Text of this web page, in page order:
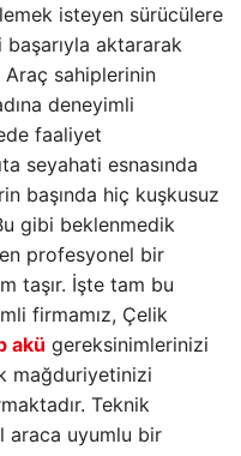
isteyen sürücülere
aktararak
Araç sahiplerinin
deneyimli
faaliyet
seyahati esnasında
başında hiç kuşkusuz
gibi beklenmedik
profesyonel bir
taşır. İşte tam bu
firmamız, Çelik
akü gereksinimlerinizi
mağduriyetinizi
Teknik
araca uyumlu bir